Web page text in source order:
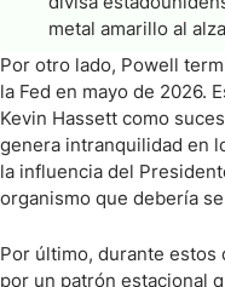
metal amarillo al
Por otro lado, Powell
la Fed en mayo de 2026.
Kevin Hassett como
genera intranquilidad en
la influencia del
organismo que debería
Por último, durante estos
por un patrón estacional